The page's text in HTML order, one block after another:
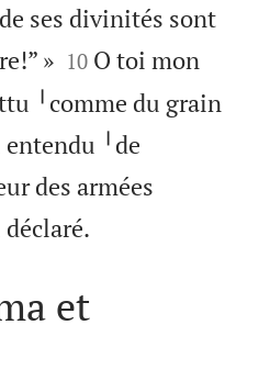
ses divinités sont
»
10 O toi mon
╵comme du grain
entendu ╵de
des armées
déclaré.
et